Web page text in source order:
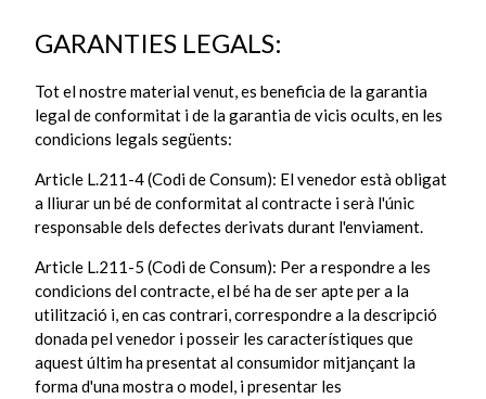
GARANTIES LEGALS:
Tot el nostre material venut, es beneficia de la garantia
legal de conformitat i de la garantia de vicis ocults, en les
condicions legals següents:
Article L.211-4 (Codi de Consum): El venedor està obligat
a lliurar un bé de conformitat al contracte i serà l'únic
responsable dels defectes derivats durant l'enviament.
Article L.211-5 (Codi de Consum): Per a respondre a les
condicions del contracte, el bé ha de ser apte per a la
utilització i, en cas contrari, correspondre a la descripció
donada pel venedor i posseir les característiques que
aquest últim ha presentat al consumidor mitjançant la
forma d'una mostra o model, i presentar les